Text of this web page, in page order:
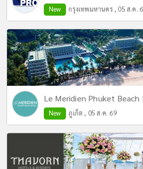
New กรุงเทพมหานคร , 05 ส.ค.
Le Meridien Phuket
New ภูเก็ต , 05 ส.ค. 69